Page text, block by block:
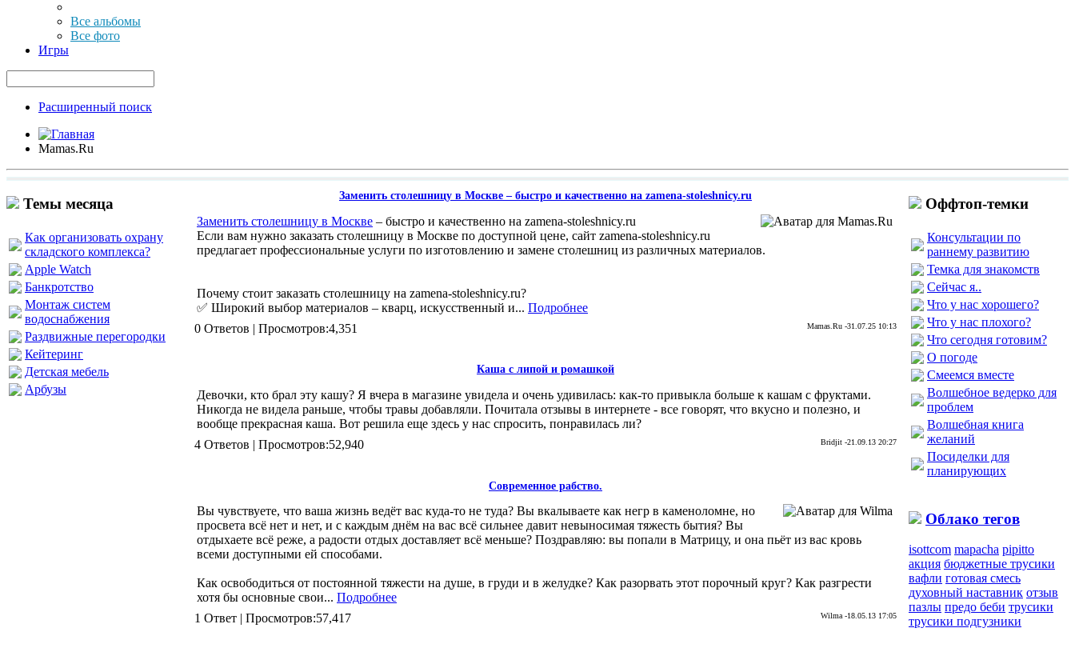
Все альбомы
Все фото
Игры
Расширенный поиск
Mamas.Ru
Темы месяца
Как организовать охрану
складского комплекса?
Apple Watch
Банкротство
Монтаж систем
водоснабжения
Раздвижные перегородки
Кейтеринг
Детская мебель
Арбузы
Заменить столешницу в Москве – быстро и качественно на zamena-stoleshnicy.ru
Заменить столешницу в Москве – быстро и качественно на zamena-stoleshnicy.ru
Если вам нужно заказать столешницу в Москве по доступной цене, сайт zamena-stoleshnicy.ru
предлагает профессиональные услуги по изготовлению и замене столешниц из различных материалов.
Почему стоит заказать столешницу на zamena-stoleshnicy.ru?
✅ Широкий выбор материалов – кварц, искусственный и... Подробнее
Mamas.Ru -31.07.25 10:13
0 Ответов | Просмотров:4,351
Каша с липой и ромашкой
Девочки, кто брал эту кашу? Я вчера в магазине увидела и очень удивилась: как-то привыкла больше к кашам с фруктами.
Никогда не видела раньше, чтобы травы добавляли. Почитала отзывы в интернете - все говорят, что вкусно и полезно, и
вообще прекрасная каша. Вот решила еще здесь у нас спросить, понравилась ли?
Bridjit -21.09.13 20:27
4 Ответов | Просмотров:52,940
Современное рабство.
Вы чувствуете, что ваша жизнь ведёт вас куда-то не туда? Вы вкалываете как негр в каменоломне, но
просвета всё нет и нет, и с каждым днём на вас всё сильнее давит невыносимая тяжесть бытия? Вы
отдыхаете всё реже, а радости отдых доставляет всё меньше? Поздравляю: вы попали в Матрицу, и она пьёт из вас кровь
всеми доступными ей способами.
Как освободиться от постоянной тяжести на душе, в груди и в желудке? Как разорвать этот порочный круг? Как разгрести
хотя бы основные свои... Подробнее
Wilma -18.05.13 17:05
1 Ответ | Просмотров:57,417
Оффтоп-темки
Консультации по
раннему развитию
Темка для знакомств
Сейчас я..
Что у нас хорошего?
Что у нас плохого?
Что сегодня готовим?
О погоде
Смеемся вместе
Волшебное ведерко для
проблем
Волшебная книга
желаний
Посиделки для
планирующих
Облако тегов
isottcom mapacha pipitto
акция бюджетные трусики
вафли готовая смесь
духовный наставник отзыв
пазлы предо беби трусики
трусики подгузники